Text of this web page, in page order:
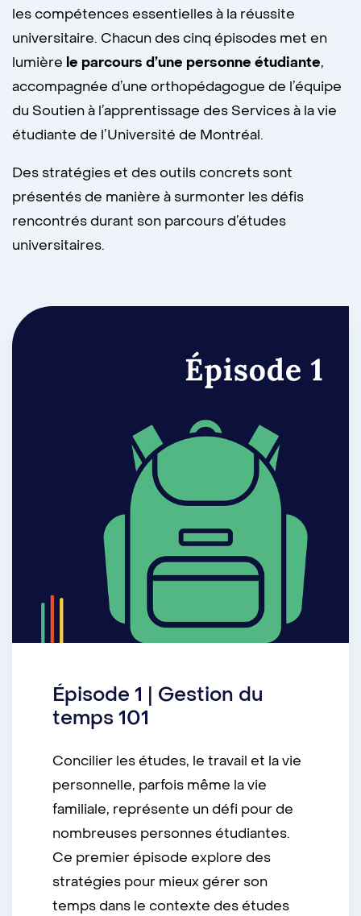
les compétences essentielles à la réussite
universitaire. Chacun des cinq épisodes met en
lumière le parcours d’une personne étudiante,
accompagnée d’une orthopédagogue de l’équipe
du Soutien à l’apprentissage des Services à la vie
étudiante de l’Université de Montréal.
Des stratégies et des outils concrets sont
présentés de manière à surmonter les défis
rencontrés durant son parcours d’études
universitaires.
Épisode 1 | Gestion du
temps 101
Concilier les études, le travail et la vie
personnelle, parfois même la vie
familiale, représente un défi pour de
nombreuses personnes étudiantes.
Ce premier épisode explore des
stratégies pour mieux gérer son
temps dans le contexte des études